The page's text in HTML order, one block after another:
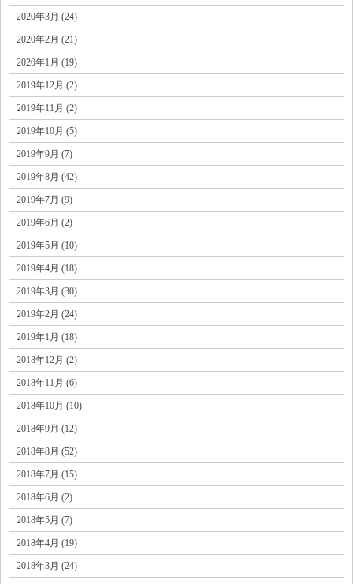
2020年3月 (24)
2020年2月 (21)
2020年1月 (19)
2019年12月 (2)
2019年11月 (2)
2019年10月 (5)
2019年9月 (7)
2019年8月 (42)
2019年7月 (9)
2019年6月 (2)
2019年5月 (10)
2019年4月 (18)
2019年3月 (30)
2019年2月 (24)
2019年1月 (18)
2018年12月 (2)
2018年11月 (6)
2018年10月 (10)
2018年9月 (12)
2018年8月 (52)
2018年7月 (15)
2018年6月 (2)
2018年5月 (7)
2018年4月 (19)
2018年3月 (24)